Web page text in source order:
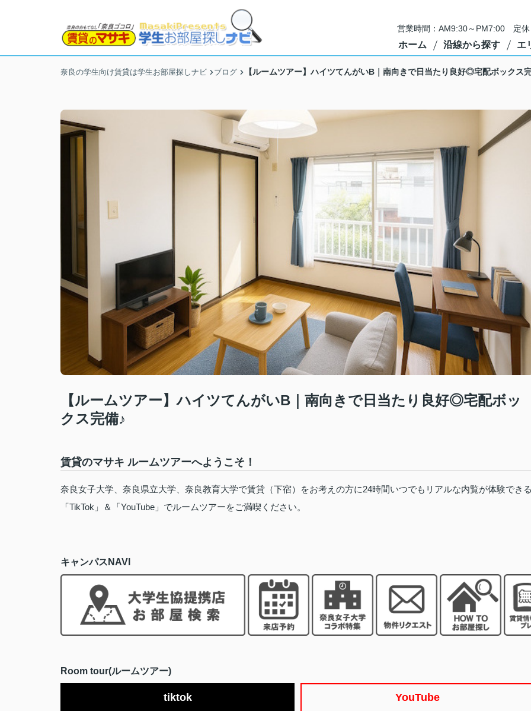
営業時間：AM9:30～PM7:00 定休
ホーム 沿線から探す エ
奈良の学生向け賃貸は学生お部屋探しナビ ブログ 【ルームツアー】ハイツてんがいB｜南向きで日当たり良好◎宅配ボックス
【ルームツアー】ハイツてんがいB｜南向きで日当たり良好◎宅配ボッ
クス完備♪
賃貸のマサキ ルームツアーへようこそ！
奈良女子大学、奈良県立大学、奈良教育大学で賃貸（下宿）をお考えの方に24時間いつでもリアルな内覧が体験でき
「TikTok」＆「YouTube」でルームツアーをご満喫ください。
キャンパスNAVI
Room tour(ルームツアー)
tiktok YouTube